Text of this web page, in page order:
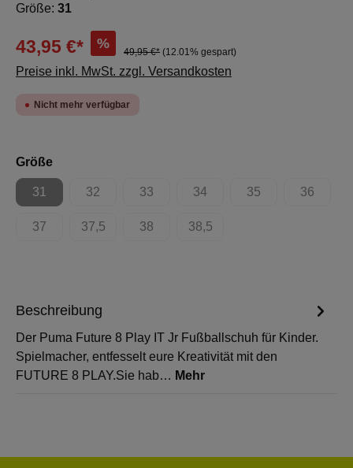
Größe: 31
43,95 €* %
49,95 €* (12.01% gespart)
Preise inkl. MwSt. zzgl. Versandkosten
Nicht mehr verfügbar
Größeauswählen
31
(Diese Option ist zurzeit nicht verfügbar.)
32
(Diese Option ist zurzeit nicht verfügbar.)
33
(Diese Option ist zurzeit nicht verfügbar.)
34
(Diese Option ist zurzeit nicht
35
(Diese Option ist
36
(Diese
37
(Diese Option ist zurzeit nicht verfügbar.)
37,5
(Diese Option ist zurzeit nicht verfügbar.)
38
(Diese Option ist zurzeit nicht verfügbar.)
38,5
(Diese Option ist zurzeit nicht
Beschreibung
Der Puma Future 8 Play IT Jr Fußballschuh für Kinder.
Spielmacher, entfesselt eure Kreativität mit den
FUTURE 8 PLAY.Sie hab… Mehr